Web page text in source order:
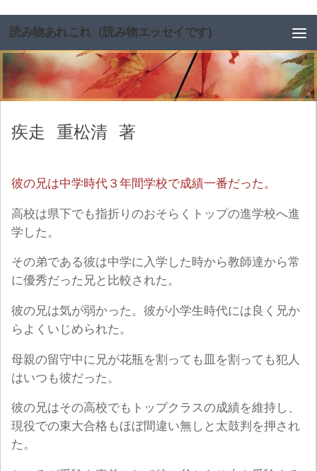
読み物あれこれ（読み物エッセイです)
疾走 重松清 著
彼の兄は中学時代３年間学校で成績一番だった。
高校は県下でも指折りのおそらくトップの進学校へ進
学した。
その弟である彼は中学に入学した時から教師達から常
に優秀だった兄と比較された。
彼の兄は気が弱かった。彼が小学生時代には良く兄か
らよくいじめられた。
母親の留守中に兄が花瓶を割っても皿を割っても犯人
はいつも彼だった。
彼の兄はその高校でもトップクラスの成績を維持し、
現役での東大合格もほぼ間違い無しと太鼓判を押され
た。